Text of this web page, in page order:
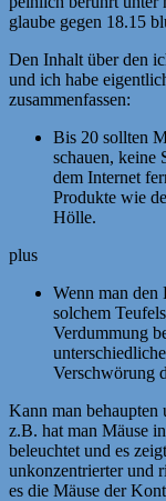
glaube gegen 18.15
Den Inhalt über den
und ich habe
zusammenfassen:
Bis 20 sollten
schauen, keine
dem Internet
Produkte wie
Hölle.
plus
Wenn man den
solchem
Verdummung
Verschwörung
Kann man behaupten
z.B. hat man Mäuse
beleuchtet und es
unkonzentrierter und
es die Mäuse der